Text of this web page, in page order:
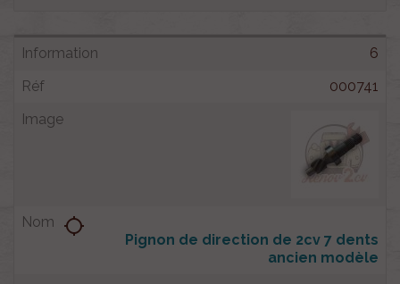
6
000741
Pignon de direction de 2cv 7 dents
ancien modèle
location_searching